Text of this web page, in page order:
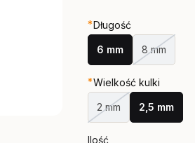
*Długość
6 mm 8 mm
*Wielkość kulki
2 mm 2,5 mm
Ilość